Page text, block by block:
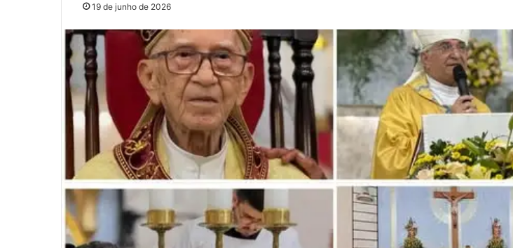
19 de junho de 2026